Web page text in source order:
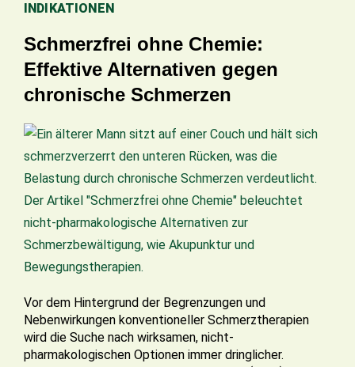
INDIKATIONEN
Schmerzfrei ohne Chemie:
Effektive Alternativen gegen
chronische Schmerzen
Vor dem Hintergrund der Begrenzungen und
Nebenwirkungen konventioneller Schmerztherapien
wird die Suche nach wirksamen, nicht-
pharmakologischen Optionen immer dringlicher.